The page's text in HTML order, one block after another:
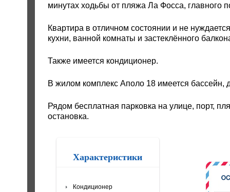
минутах ходьбы от пляжа Ла Фосса, главного
Квартира в отличном состоянии и не
кухни, ванной комнаты и застеклённого
Также имеется кондиционер.
В жилом комплекс Аполо 18 имеется бассейн,
Рядом бесплатная парковка на улице, порт,
остановка.
Характеристики
Кондиционер